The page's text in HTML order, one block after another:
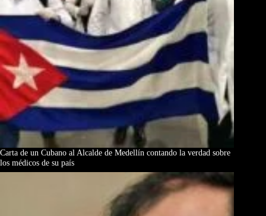
Carta de un Cubano al Alcalde de Medellín contando la verdad sobre
los médicos de su país